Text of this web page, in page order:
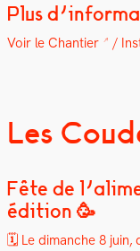
Plus
Voir le Chantier /
Les
Fête de
édition 🥳
🗓️ Le dimanche 8 juin,